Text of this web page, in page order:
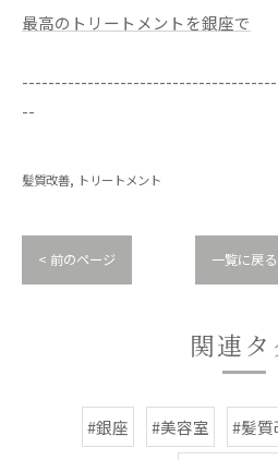
最高のトリートメントを銀座で
--
髪質改善 トリートメント
< 前のページ 一覧に戻る
関連タ
#銀座 #美容室 #髪質